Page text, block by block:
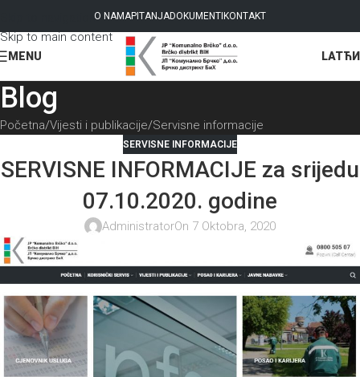
Skip to navigation
Skip to main content
O NAMAPITANJADOKUMENTI KONTAKT
MENU LAT
Blog
Početna Vijesti i publikacije Servisne informacije
SERVISNE INFORMACIJE
SERVISNE INFORMACIJE za srijedu
07.10.2020. godine
AdministratorOn 7 Oktobra, 2020